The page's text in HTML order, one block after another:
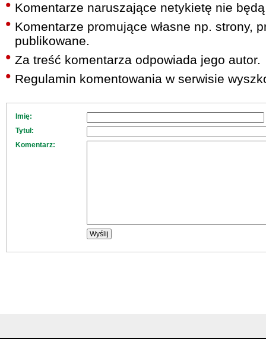
Komentarze naruszające netykietę nie
Komentarze promujące własne np. strony,
publikowane.
Za treść komentarza odpowiada jego autor.
Regulamin komentowania w serwisie
Imię:
Tytuł:
Komentarz: